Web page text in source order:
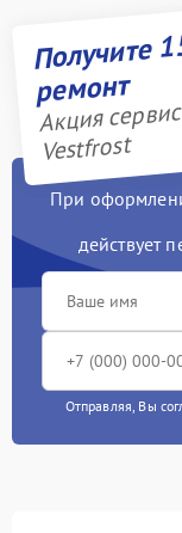
Получите
ремонт
Акция
Vestfrost
При
действует
Отправляя, Вы